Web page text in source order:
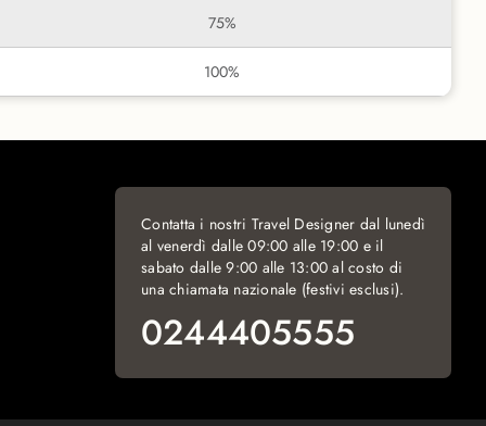
75%
100%
Contatta i nostri Travel Designer dal lunedì
al venerdì dalle 09:00 alle 19:00 e il
sabato dalle 9:00 alle 13:00 al costo di
una chiamata nazionale (festivi esclusi).
0244405555